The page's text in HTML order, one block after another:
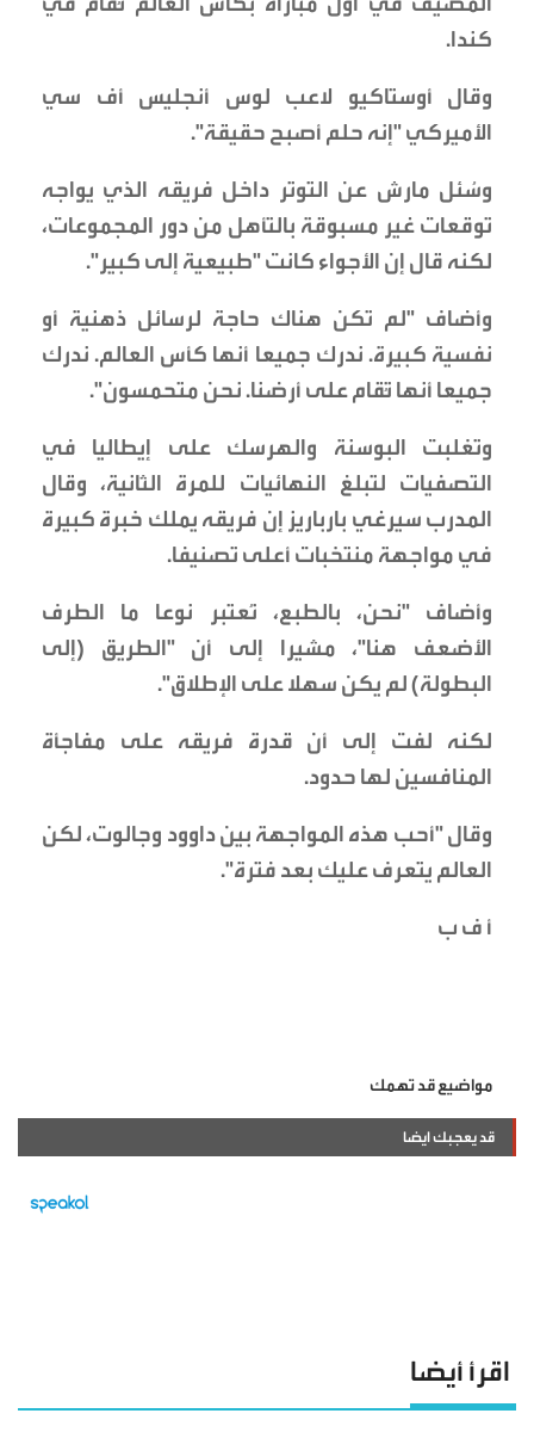
كندا.
وقال أوستاكيو لاعب لوس أنجليس أف سي
الأميركي "إنه حلم أصبح حقيقة".
وسُئل مارش عن التوتر داخل فريقه الذي يواجه
توقعات غير مسبوقة بالتأهل من دور المجموعات،
لكنه قال إن الأجواء كانت "طبيعية إلى كبير".
وأضاف "لم تكن هناك حاجة لرسائل ذهنية أو
نفسية كبيرة. ندرك جميعا أنها كأس العالم. ندرك
جميعا أنها تُقام على أرضنا. نحن متحمسون".
وتغلبت البوسنة والهرسك على إيطاليا في
التصفيات لتبلغ النهائيات للمرة الثانية، وقال
المدرب سيرغي بارباريز إن فريقه يملك خبرة كبيرة
في مواجهة منتخبات أعلى تصنيفا.
وأضاف "نحن، بالطبع، نُعتبر نوعا ما الطرف
الأضعف هنا"، مشيرا إلى أن "الطريق (إلى
البطولة) لم يكن سهلا على الإطلاق".
لكنه لفت إلى أن قدرة فريقه على مفاجأة
المنافسين لها حدود.
وقال "أحب هذه المواجهة بين داوود وجالوت، لكن
العالم يتعرف عليك بعد فترة".
أ ف ب
مواضيع قد تهمك
قد يعجبك ايضا
اقرأ أيضا